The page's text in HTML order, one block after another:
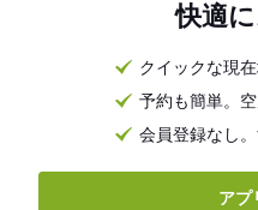
快適
クイックな現
予約も簡単。
会員登録なし
アプ